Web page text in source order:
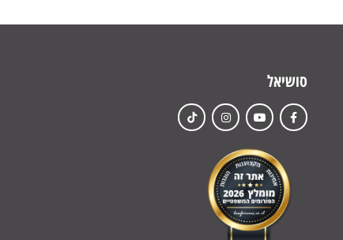
סושיאל